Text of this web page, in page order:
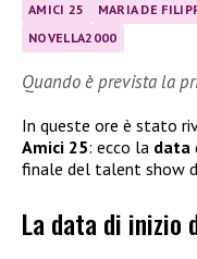
AMICI 25 MARIA DE
NOVELLA2000
Quando è prevista la
In queste ore è stato
Amici 25: ecco la data
finale del talent show
La data di inizio